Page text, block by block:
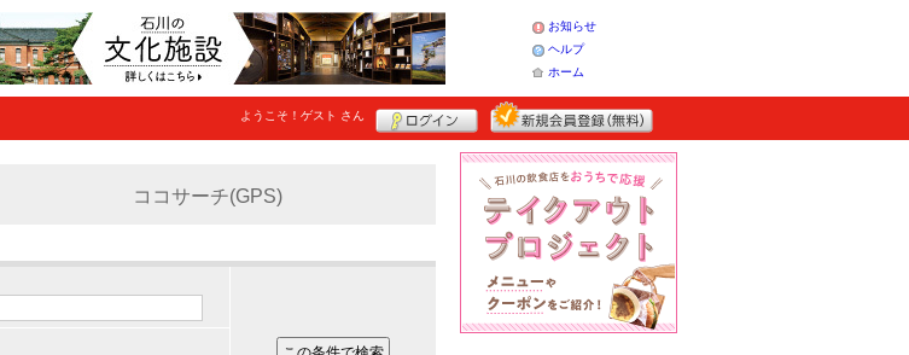
お知らせ
ヘルプ
ホーム
ようこそ！ ゲスト さん
ココサーチ(GPS)